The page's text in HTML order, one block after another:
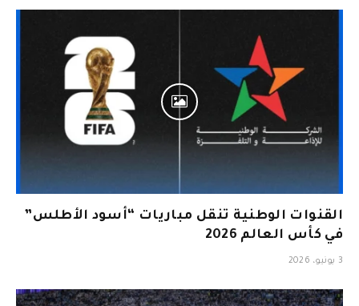
القنوات الوطنية تنقل مباريات “أسود الأطلس”
في كأس العالم 2026
3 يونيو، 2026